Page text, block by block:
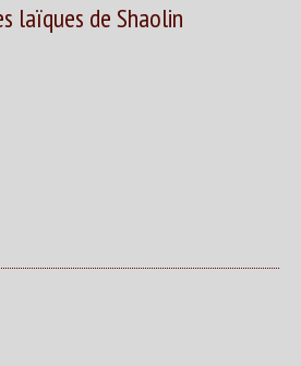
laïques de Shaolin